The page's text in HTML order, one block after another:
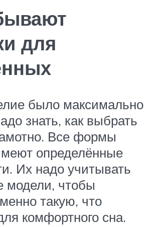
для
было максимально
знать, как выбрать
Все формы
определённые
Их надо учитывать
модели, чтобы
такую, что
комфортного сна.